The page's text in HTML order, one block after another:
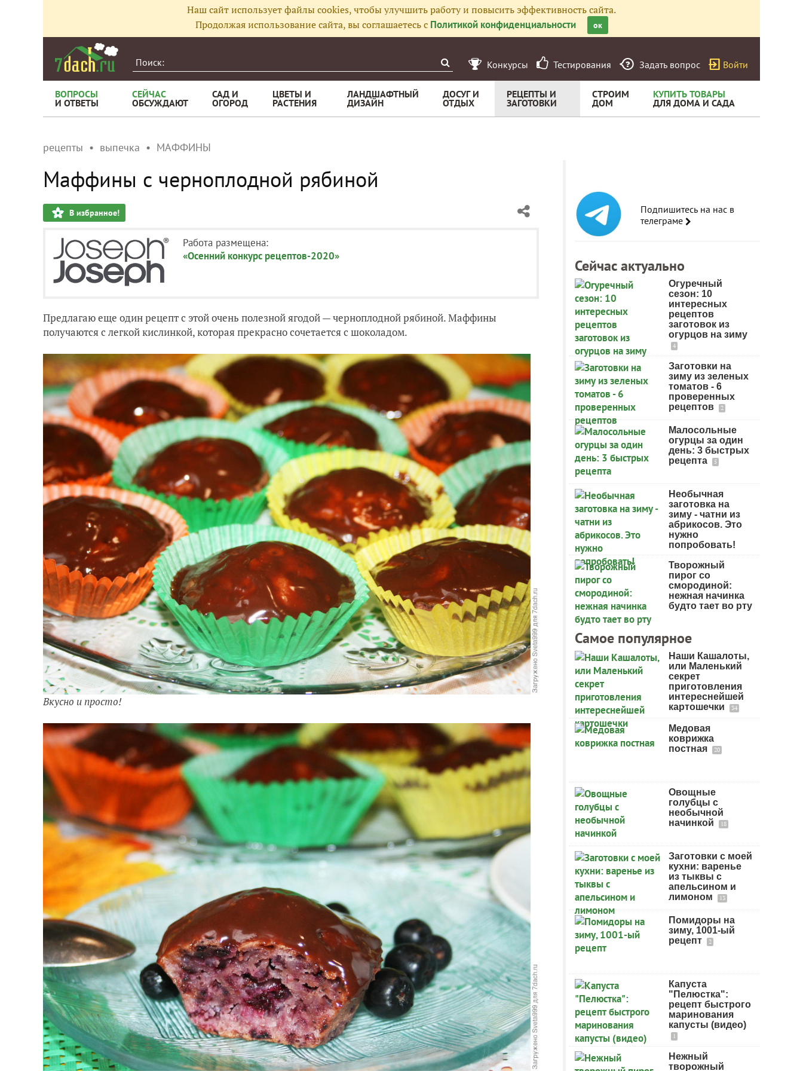
Наш сайт использует файлы cookies, чтобы улучшить работу и повысить эффективность сайта.
Продолжая использование сайта, вы соглашаетесь с Политикой конфиденциальности ок
Конкурсы Тестирования Задать вопрос Войти
ВОПРОСЫ
И ОТВЕТЫ
СЕЙЧАС
ОБСУЖДАЮТ
САД И
ОГОРОД
ЦВЕТЫ И
РАСТЕНИЯ
ЛАНДШАФТНЫЙ
ДИЗАЙН
ДОСУГ И
ОТДЫХ
РЕЦЕПТЫ И
ЗАГОТОВКИ
СТРОИМ
ДОМ
КУПИТЬ ТОВАРЫ
ДЛЯ ДОМА И САДА
рецепты выпечка МАФФИНЫ
Маффины с черноплодной рябиной
В избранное!
Работа размещена:
«Осенний конкурс рецептов-2020»
Предлагаю еще один рецепт с этой очень полезной ягодой — черноплодной рябиной. Маффины
получаются с легкой кислинкой, которая прекрасно сочетается с шоколадом.
Вкусно и просто!
Подпишитесь на нас в
телеграме
Сейчас актуально
Огуречный
сезон: 10
интересных
рецептов
заготовок из
огурцов на зиму
4
Заготовки на
зиму из зеленых
томатов - 6
проверенных
рецептов
2
Малосольные
огурцы за один
день: 3 быстрых
рецепта
5
Необычная
заготовка на
зиму - чатни из
абрикосов. Это
нужно
попробовать!
Творожный
пирог со
смородиной:
нежная начинка
будто тает во рту
Самое популярное
Наши Кашалоты,
или Маленький
секрет
приготовления
интереснейшей
картошечки
34
Медовая
коврижка
постная
20
Овощные
голубцы с
необычной
начинкой
18
Заготовки с моей
кухни: варенье
из тыквы с
апельсином и
лимоном
13
Помидоры на
зиму, 1001-ый
рецепт
2
Капуста
"Пелюстка":
рецепт быстрого
маринования
капусты (видео)
1
Нежный
творожный